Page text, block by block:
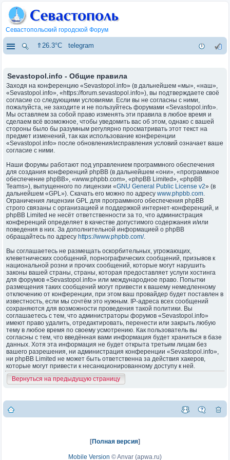
Севастопольский городской Форум
⇑26.3°C telegram
Sevastopol.info - Общие правила
Заходя на конференцию «Sevastopol.info» (в дальнейшем «мы», «наш»,
«Sevastopol.info», «https://forum.sevastopol.info»), вы подтверждаете своё
согласие со следующими условиями. Если вы не согласны с ними,
пожалуйста, не заходите и не пользуйтесь форумами «Sevastopol.info».
Мы оставляем за собой право изменять эти правила в любое время и
сделаем всё возможное, чтобы уведомить вас об этом, однако с вашей
стороны было бы разумным регулярно просматривать этот текст на
предмет изменений, так как использование конференции
«Sevastopol.info» после обновления/исправления условий означает ваше
согласие с ними.
Наши форумы работают под управлением программного обеспечения
для создания конференций phpBB (в дальнейшем «они», «программное
обеспечение phpBB», «www.phpbb.com», «phpBB Limited», «phpBB
Teams»), выпущенного по лицензии «GNU General Public License v2» (в
дальнейшем «GPL»). Скачать его можно по адресу www.phpbb.com.
Ограничения лицензии GPL для программного обеспечения phpBB
строго связаны с организацией и поддержкой интернет-конференций, и
phpBB Limited не несёт ответственности за то, что администрация
конференций определяет в качестве допустимого содержания и/или
поведения в них. За дополнительной информацией о phpBB
обращайтесь по адресу https://www.phpbb.com/.
Вы соглашаетесь не размещать оскорбительных, угрожающих,
клеветнических сообщений, порнографических сообщений, призывов к
национальной розни и прочих сообщений, которые могут нарушить
законы вашей страны, страны, которая предоставляет услуги хостинга
для форумов «Sevastopol.info» или международное право. Попытки
размещения таких сообщений могут привести к вашему немедленному
отключению от конференции, при этом ваш провайдер будет поставлен в
известность, если мы сочтём это нужным. IP-адреса всех сообщений
сохраняются для возможности проведения такой политики. Вы
соглашаетесь с тем, что администраторы форумов «Sevastopol.info»
имеют право удалить, отредактировать, перенести или закрыть любую
тему в любое время по своему усмотрению. Как пользователь вы
согласны с тем, что введённая вами информация будет храниться в базе
данных. Хотя эта информация не будет открыта третьим лицам без
вашего разрешения, ни администрация конференции «Sevastopol.info»,
ни phpBB Limited не может быть ответственна за действия хакеров,
которые могут привести к несанкционированному доступу к ней.
Вернуться на предыдущую страницу
[Полная версия]
Mobile Version ©Anvar (apwa.ru)